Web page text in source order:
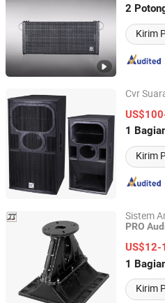
2
Kirim
Guangdong, China
Cvr
1
Kirim
CVR PRO AUDIO CO.,LTD
Guangdong, China
Sistem
PRO
US$12-
1
Kirim
Guangzhou J. Sound Audio
Guangdong, China